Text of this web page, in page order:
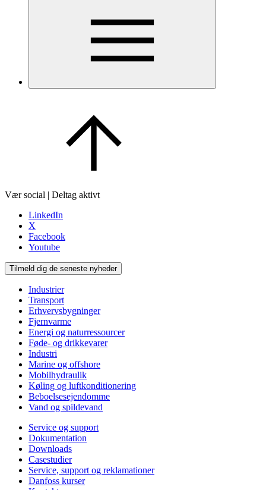
Vær social | Deltag aktivt
LinkedIn
X
Facebook
Youtube
Tilmeld dig de seneste nyheder
Industrier
Transport
Erhvervsbygninger
Fjernvarme
Energi og naturressourcer
Føde- og drikkevarer
Industri
Marine og offshore
Mobilhydraulik
Køling og luftkonditionering
Beboelsesejendomme
Vand og spildevand
Service og support
Dokumentation
Downloads
Casestudier
Service, support og reklamationer
Danfoss kurser